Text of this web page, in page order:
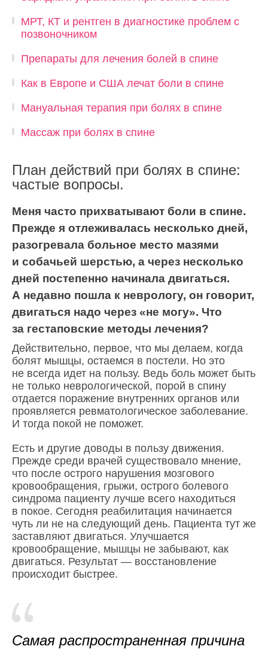
МРТ, КТ и рентген в диагностике проблем с
позвоночником
Препараты для лечения болей в спине
Как в Европе и США лечат боли в спине
Мануальная терапия при болях в спине
Массаж при болях в спине
План действий при болях в спине:
частые вопросы.
Меня часто прихватывают боли в спине.
Прежде я отлеживалась несколько дней,
разогревала больное место мазями
и собачьей шерстью, а через несколько
дней постепенно начинала двигаться.
А недавно пошла к неврологу, он говорит,
двигаться надо через «не могу». Что
за гестаповские методы лечения?
Действительно, первое, что мы делаем, когда
болят мышцы, остаемся в постели. Но это
не всегда идет на пользу. Ведь боль может быть
не только неврологической, порой в спину
отдается поражение внутренних органов или
проявляется ревматологическое заболевание.
И тогда покой не поможет.
Есть и другие доводы в пользу движения.
Прежде среди врачей существовало мнение,
что после острого нарушения мозгового
кровообращения, грыжи, острого болевого
синдрома пациенту лучше всего находиться
в покое. Сегодня реабилитация начинается
чуть ли не на следующий день. Пациента тут же
заставляют двигаться. Улучшается
кровообращение, мышцы не забывают, как
двигаться. Результат — восстановление
происходит быстрее.
Самая распространенная причина